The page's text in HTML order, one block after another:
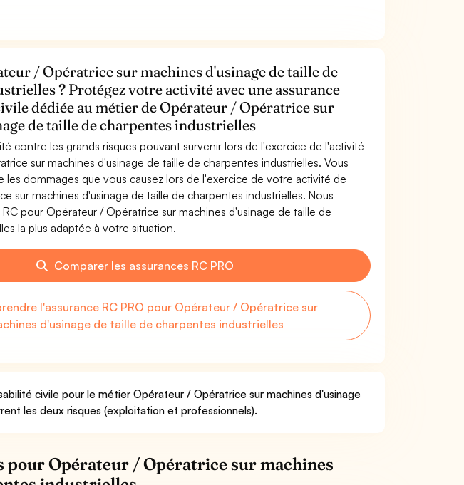
/ Opératrice sur machines d'usinage de taille de
? Protégez votre activité avec une assurance
dédiée au métier de Opérateur / Opératrice sur
de taille de charpentes industrielles
contre les grands risques pouvant survenir lors de l'exercice de l'activité
sur machines d'usinage de taille de charpentes industrielles. Vous
dommages que vous causez lors de l'exercice de votre activité de
sur machines d'usinage de taille de charpentes industrielles. Nous
pour Opérateur / Opératrice sur machines d'usinage de taille de
la plus adaptée à votre situation.
Comparer les assurances RC PRO
l'assurance RC PRO pour Opérateur / Opératrice sur
d'usinage de taille de charpentes industrielles
civile pour le métier Opérateur / Opératrice sur machines d'usinage
les deux risques (exploitation et professionnels).
pour Opérateur / Opératrice sur machines